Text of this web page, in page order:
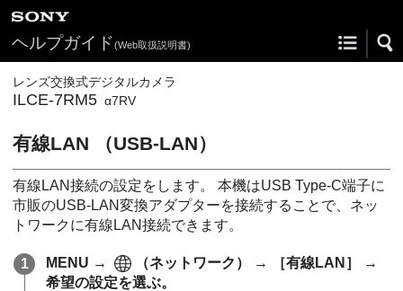
ヘルプガイド(Web取扱説明書)
レンズ交換式デジタルカメラ
ILCE-7RM5 α7RV
有線LAN （USB-LAN）
有線LAN接続の設定をします。 本機はUSB Type-C端子に
市販のUSB-LAN変換アダプターを接続することで、ネッ
トワークに有線LAN接続できます。
MENU → （ネットワーク ） → ［有線LAN］
→
希望の設定を選ぶ。